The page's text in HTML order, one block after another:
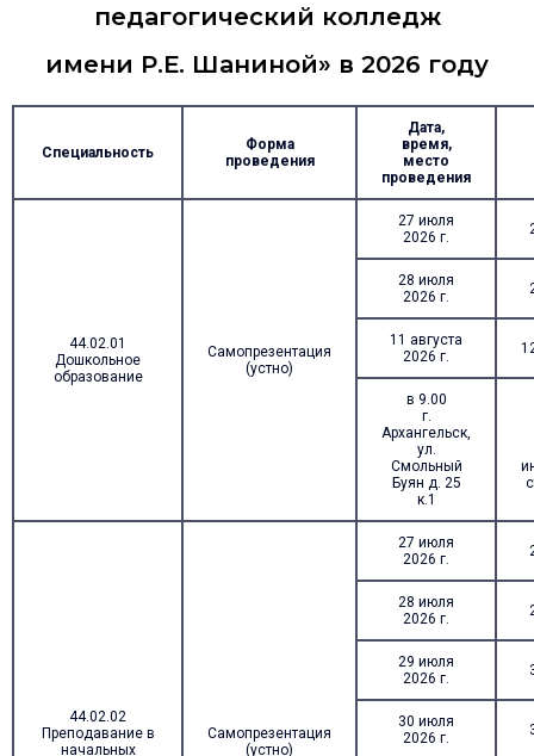
педагогический колледж
имени Р.Е. Шаниной» в 2026 году
Специальность
Форма
проведения
Дата,
время,
место
проведения
44.02.01
Дошкольное
образование
Самопрезентация
(устно)
27 июля
2026 г.
28 июля
2026 г.
11 августа
2026 г.
в 9.00
г.
Архангельск,
ул.
Смольный
Буян д. 25
к.1
44.02.02
Преподавание в
начальных
Самопрезентация
(устно)
27 июля
2026 г.
28 июля
2026 г.
29 июля
2026 г.
30 июля
2026 г.